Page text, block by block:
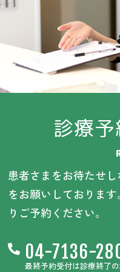
診療
患者さまをお待たせ
をお願いしておりま
りご予約ください。
04-7136-
最終予約受付は診療終了